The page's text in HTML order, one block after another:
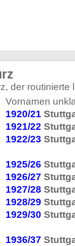
der routinierte
Vornamen
1920/21
1921/22
1922/23
1925/26
1926/27
1927/28
1928/29
1929/30
1936/37